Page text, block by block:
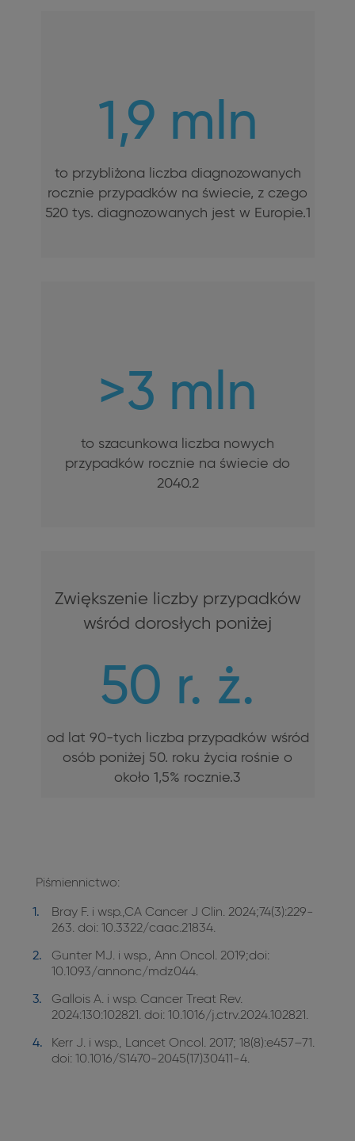
1,9 mln
to przybliżona liczba diagnozowanych
rocznie przypadków na świecie, z czego
520 tys. diagnozowanych jest w Europie.1
>3 mln
to szacunkowa liczba nowych
przypadków rocznie na świecie do
2040.2
Zwiększenie liczby przypadków
wśród dorosłych poniżej
50 r. ż.
od lat 90-tych liczba przypadków wśród
osób poniżej 50. roku życia rośnie o
około 1,5% rocznie.3
Piśmiennictwo:
Bray F. i wsp.,CA Cancer J Clin. 2024;74(3):229-
263. doi: 10.3322/caac.21834.
Gunter MJ. i wsp., Ann Oncol. 2019;doi:
10.1093/annonc/mdz044.
Gallois A. i wsp. Cancer Treat Rev.
2024:130:102821. doi: 10.1016/j.ctrv.2024.102821.
Kerr J. i wsp., Lancet Oncol. 2017; 18(8):e457–71.
doi: 10.1016/S1470-2045(17)30411-4.